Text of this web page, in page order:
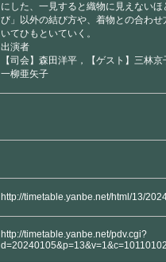
にした、一見すると織物に見えない
び」以外の結び方や、着物との合わ
いてひもといていく。
出演者
【司会】森田洋平，【ゲスト】三林
一柳亜矢子
http://timetable.yanbe.net/html/13/
http://timetable.yanbe.net/pdv.cgi?